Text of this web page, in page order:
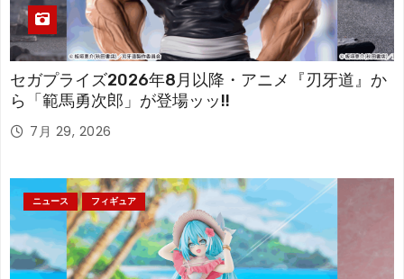
セガプライズ2026年8月以降・アニメ『刃牙道』か
ら「範馬勇次郎」が登場ッッ!!
7月 29, 2026
ニュース フィギュア